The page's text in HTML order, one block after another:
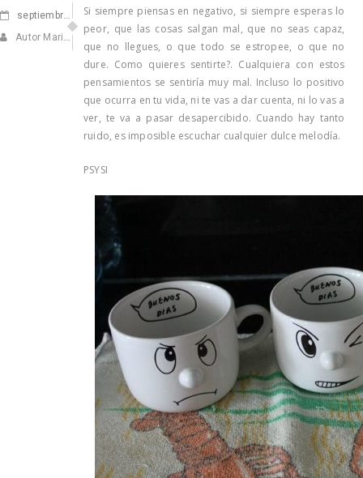
septiembre 04, 2012
Autor Marisa Navarro
Si siempre piensas en negativo, si siempre esperas lo
peor, que las cosas salgan mal, que no seas capaz,
que no llegues, o que todo se estropee, o que no
dure. Como quieres sentirte?. Cualquiera con estos
pensamientos se sentiría muy mal. Incluso lo positivo
que ocurra en tu vida, ni te vas a dar cuenta, ni lo vas a
ver, te va a pasar desapercibido. Cuando hay tanto
ruido, es imposible escuchar cualquier dulce melodía.
PSYSI